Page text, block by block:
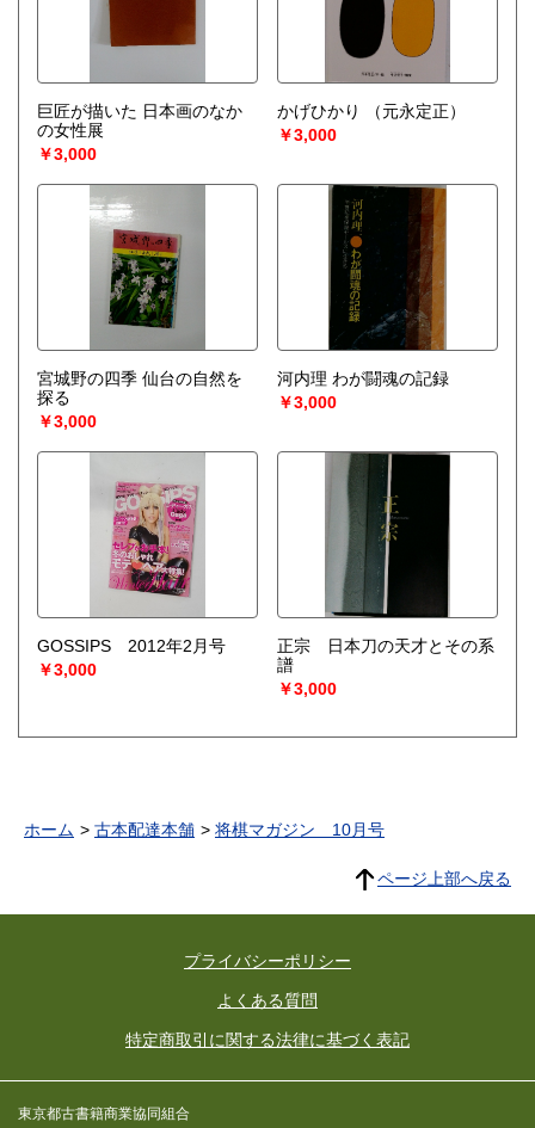
巨匠が描いた 日本画のなか
の女性展
￥3,000
かげひかり
（元永定正）
￥3,000
宮城野の四季 仙台の自然を
探る
￥3,000
河内理 わが闘魂の記録
￥3,000
GOSSIPS 2012年2月号
￥3,000
正宗 日本刀の天才とその系
譜
￥3,000
ホーム 古本配達本舗 将棋マガジン 10月号
ページ上部へ戻る
プライバシーポリシー
よくある質問
特定商取引に関する法律に基づく表記
東京都古書籍商業協同組合